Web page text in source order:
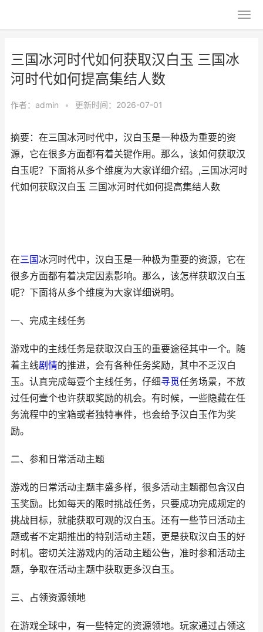
三国冰河时代如何获取汉白玉 三国冰
河时代如何提高集结人数
作者： admin • 更新时间：2026-07-01
摘要：在三国冰河时代中，汉白玉是一种极为重要的资
源，它在很多方面都有着关键作用。那么，该如何获取汉
白玉呢？下面将从多个维度为大家详细介绍。,三国冰河时
代如何获取汉白玉 三国冰河时代如何提高集结人数
在三国冰河时代中，汉白玉是一种极为重要的资源，它在
很多方面都有着决定因素影响。那么，该怎样获取汉白玉
呢？下面将从多个维度为大家详细说明。
一、完成主线任务
游戏中的主线任务是获取汉白玉的重要途径其中一个。随
着主线剧情的推进，会有各种任务奖励，其中不乏汉白
玉。认真完成每壹个主线任务，仔细寻觅任务场景，不放
过任何壹个也许获取奖励的机会。有时候，一些隐藏在任
务流程中的宝箱或者独特事件，也会给予汉白玉作为奖
励。
二、参和日常活动主题
游戏的日常活动主题丰盛多样，很多活动主题都包含汉白
玉奖励。比如每天的限时挑战任务，只要成功完成规定的
挑战目标，就能获取可观的汉白玉。还有一些节日活动主
题或者不定期推出的特别活动主题，更是获取汉白玉的好
时机。密切关注游戏内的活动主题公告，准时参和活动主
题，争取在活动主题中获取更多汉白玉。
三、占领资源领地
在游戏全球中，有一些特定的资源领地。玩家通过占领这